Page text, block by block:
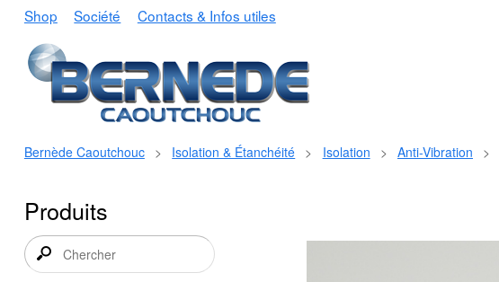
Shop Société Contacts & Infos utiles
Bernède Caoutchouc > Isolation & Étanchéité > Isolation > Anti-Vibration >
Produits